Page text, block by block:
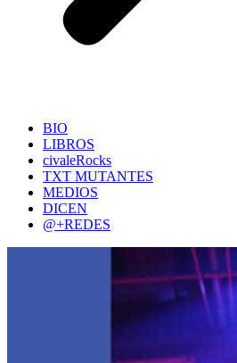
BIO
LIBROS
civaleRocks
TXT MUTANTES
MEDIOS
DICEN
@+REDES